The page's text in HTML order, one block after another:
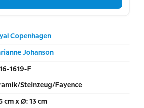
Copenhagen
Johanson
1619-F
Steinzeug/Fayence
cm x Ø: 13 cm